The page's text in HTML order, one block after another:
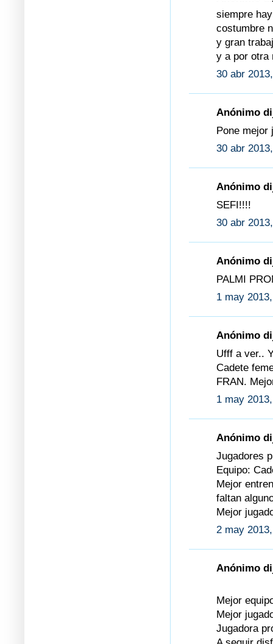
siempre
costumbre
y gran
y a por otra
30 abr
Anónimo
Pone mejor
30 abr
Anónimo
SEFI!!!!
30 abr
Anónimo
PALMI
1 may
Anónimo
Ufff a ver..
Cadete
FRAN.
1 may
Anónimo
Jugadores
Equipo:
Mejor
faltan
Mejor
2 may
Anónimo
Mejor
Mejor
Jugadora